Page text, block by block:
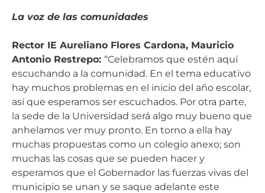
La voz de las comunidades
Rector IE Aureliano Flores Cardona, Mauricio
Antonio Restrepo: “Celebramos que estén aquí
escuchando a la comunidad. En el tema educativo
hay muchos problemas en el inicio del año escolar,
así que esperamos ser escuchados. Por otra parte,
la sede de la Universidad será algo muy bueno que
anhelamos ver muy pronto. En torno a ella hay
muchas propuestas como un colegio anexo; son
muchas las cosas que se pueden hacer y
esperamos que el Gobernador las fuerzas vivas del
municipio se unan y se saque adelante este